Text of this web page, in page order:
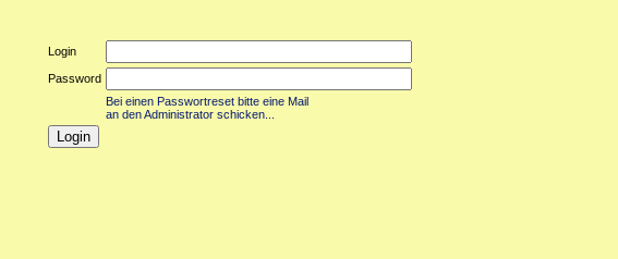
Login
Password
Bei einen Passwortreset bitte eine Mail
an den Administrator schicken...